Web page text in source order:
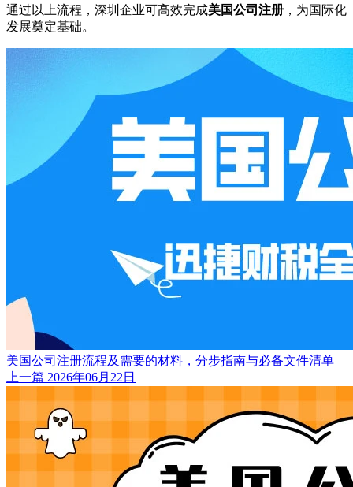
通过以上流程，深圳企业可高效完成美国公司注册 ，为国际化
发展奠定基础。
美国公司注册流程及需要的材料，分步指南与必备文件清单
上一篇 2026年06月22日